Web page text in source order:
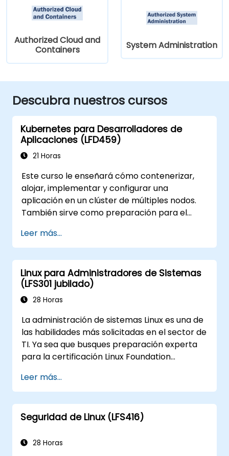
Authorized Cloud and
Containers
System Administration
Descubra nuestros cursos
Kubernetes para Desarrolladores de
Aplicaciones (LFD459)
21 Horas
Este curso le enseñará cómo contenerizar,
alojar, implementar y configurar una
aplicación en un clúster de múltiples nodos.
También sirve como preparación para el
Certificado de Kubernetes (CKAD).
Leer más...
Linux para Administradores de Sistemas
(LFS301 jubilado)
28 Horas
La administración de sistemas Linux es una de
las habilidades más solicitadas en el sector de
TI. Ya sea que busques preparación experta
para la certificación Linux Foundation
necesites capacitación para comenzar una
nueva carrera en IT con Linux, cambiar de
otra plataforma a Linux, o simplemente
refrescar tus conocimientos como
impartido por un instructor te enseñará lo
Leer más...
Seguridad de Linux (LFS416)
28 Horas